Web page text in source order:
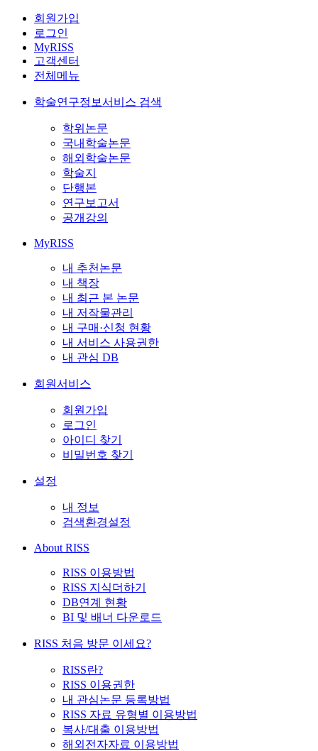
회원가입
로그인
MyRISS
고객센터
전체메뉴
학술연구정보서비스 검색
학위논문
국내학술논문
해외학술논문
학술지
단행본
연구보고서
공개강의
MyRISS
내 추천논문
내 책장
내 최근 본 논문
내 저작물관리
내 구매·신청 현황
내 서비스 사용권한
내 관심 DB
회원서비스
회원가입
로그인
아이디 찾기
비밀번호 찾기
설정
내 정보
검색환경설정
About RISS
RISS 이용방법
RISS 지식더하기
DB연계 현황
BI 및 배너 다운로드
RISS 처음 방문 이세요?
RISS란?
RISS 이용권한
내 관심논문 등록방법
RISS 자료 유형별 이용방법
복사/대출 이용방법
해외전자자료 이용방법